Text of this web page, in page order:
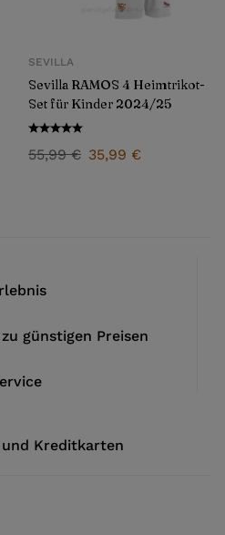
SEVILLA
Sevilla RAMOS 4 Heimtrikot-
Set für Kinder 2024/25
55,99€ 35,99 €
günstigen Preisen
und Kreditkarten